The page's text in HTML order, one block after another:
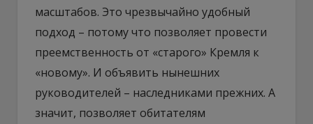
масштабов. Это чрезвычайно удобный
подход – потому что позволяет провести
преемственность от «старого» Кремля к
«новому». И объявить нынешних
руководителей – наследниками прежних. А
значит, позволяет обитателям